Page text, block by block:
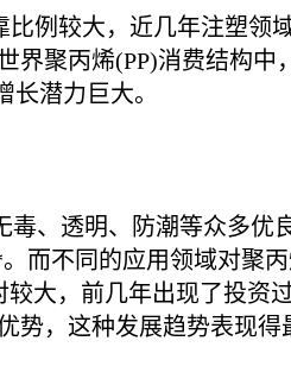
例较大，近几年注塑领
界聚丙烯(PP)消费结构中
潜力巨大。
毒、透明、防潮等众多优
而不同的应用领域对聚
大，前几年出现了投资过
势，这种发展趋势表现得